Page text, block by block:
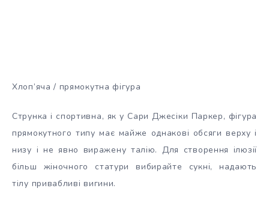
Хлоп’яча / прямокутна фігура
Струнка і спортивна, як у Сари Джесіки Паркер, фігура
прямокутного типу має майже однакові обсяги верху і
низу і не явно виражену талію. Для створення ілюзії
більш жіночного статури вибирайте сукні, надають
тілу привабливі вигини.